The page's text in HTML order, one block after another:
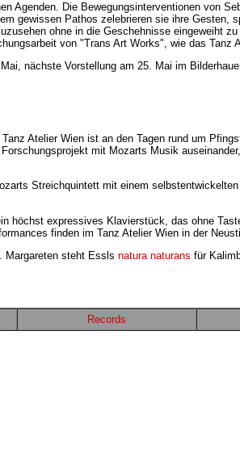
Agenden. Die Bewegungsinterventionen von
gewissen Pathos zelebrieren sie ihre Gesten,
ohne in die Geschehnisse eingeweiht
von "Trans Art Works", wie das
nächste Vorstellung am 25. Mai im
Atelier Wien ist an den Tagen rund um
mit Mozarts Musik
Streichquintett mit einem
höchst expressives Klavierstück, das ohne
finden im Tanz Atelier Wien in der
Margareten steht Essls natura naturans für
Records